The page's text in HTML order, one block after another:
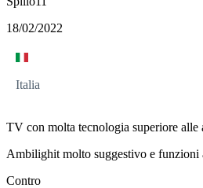
18/02/2022
Italia
TV con molta tecnologia superiore alle
Ambilighit molto suggestivo e funzioni
Contro